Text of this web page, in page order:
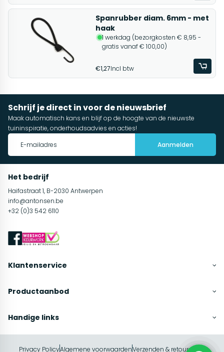
Spanrubber diam. 6mm - met
haak
1 werkdag (bezorgkosten € 8,95 -
gratis vanaf € 100,00)
€1,27Incl btw
Schrijf je direct in voor de nieuwsbrief
Maak automatisch kans en blijf op de hoogte van de nieuwste
tuininspiratie, onderhoudsadvies en acties!
Aanmelden
Het bedrijf
Haifastraat 1, B-2030 Antwerpen
info@antonsen.be
+32 (0)3 542 6110
Klantenservice
Productaanbod
Handige links
Privacy PolicyAlgemene voorwaardenVerzenden & retourneren